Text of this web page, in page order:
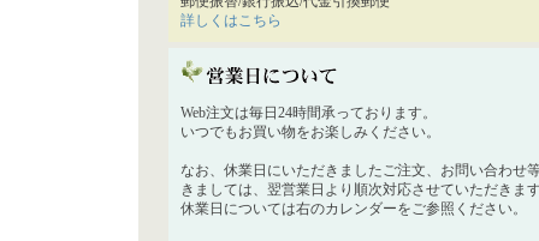
詳しくはこちら
Web注文は毎日24時間承っております。
いつでもお買い物をお楽しみください。
なお、休業日にいただきましたご注文、お問い合わせ
きましては、翌営業日より順次対応させていただきま
休業日については右のカレンダーをご参照ください。